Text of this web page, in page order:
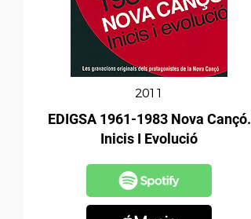
2011
EDIGSA 1961-1983Nova Cançó.
Inicis I Evolució